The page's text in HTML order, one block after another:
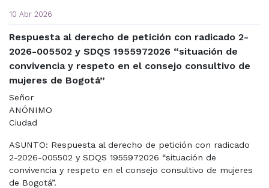
10 Abr 2026
Respuesta al derecho de petición con radicado 2-
2026-005502 y SDQS 1955972026 “situación de
convivencia y respeto en el consejo consultivo de
mujeres de Bogotá”
Señor
ANÓNIMO
Ciudad
ASUNTO: Respuesta al derecho de petición con radicado
2-2026-005502 y SDQS 1955972026 “situación de
convivencia y respeto en el consejo consultivo de mujeres
de Bogotá”.